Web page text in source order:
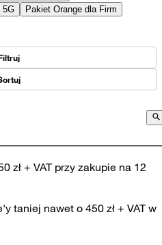
5G
Pakiet Orange dla Firm
zł + VAT przy zakupie na 12
taniej nawet o 450 zł + VAT w